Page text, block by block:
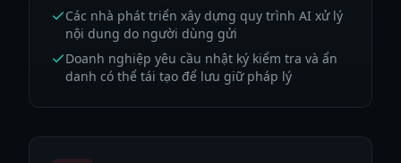
Các nhà phát triển xây dựng quy trình AI xử lý
nội dung do người dùng gửi
Doanh nghiệp yêu cầu nhật ký kiểm tra và ẩn
danh có thể tái tạo để lưu giữ pháp lý